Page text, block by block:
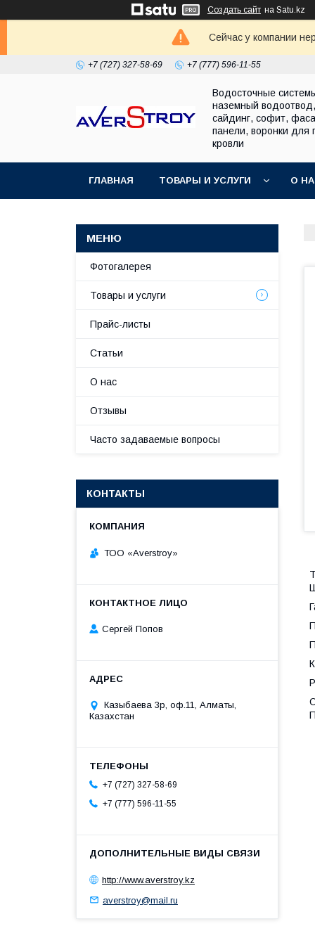
Создать сайт на Satu.kz
Сейчас у компании
+7 (727) 327-58-69 +7 (777) 596-11-55
Водосточные
наземный водоотвод,
сайдинг, софит,
панели, воронки для
кровли
ГЛАВНАЯ ТОВАРЫ И УСЛУГИ О
Фотогалерея
Товары и услуги
Прайс-листы
Статьи
О нас
Отзывы
Часто задаваемые вопросы
КОНТАКТЫ
ТОО «Averstroy»
Сергей Попов
Казыбаева 3р, оф.11, Алматы,
Казахстан
+7 (727) 327-58-69
+7 (777) 596-11-55
http://www.averstroy.kz
averstroy@mail.ru